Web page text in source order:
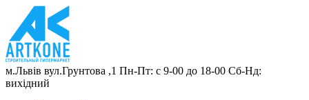
м.Львів вул.Грунтова ,1 Пн-Пт: с 9-00 до 18-00 Сб-Нд:
вихідний